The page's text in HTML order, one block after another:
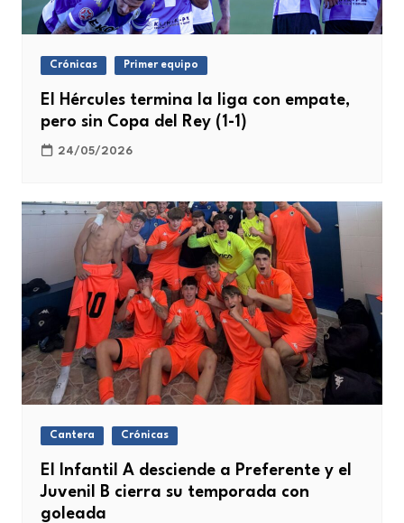
Crónicas Primer equipo
El Hércules termina la liga con empate,
pero sin Copa del Rey (1-1)
24/05/2026
Cantera Crónicas
El Infantil A desciende a Preferente y el
Juvenil B cierra su temporada con
goleada